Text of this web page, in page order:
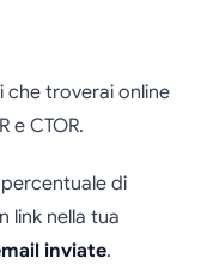
che troverai online
e CTOR.
di
link nella tua
inviate.